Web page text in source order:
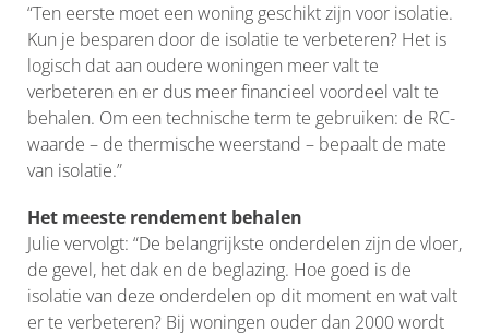
“Ten eerste moet een woning geschikt zijn voor isolatie.
Kun je besparen door de isolatie te verbeteren? Het is
logisch dat aan oudere woningen meer valt te
verbeteren en er dus meer financieel voordeel valt te
behalen. Om een technische term te gebruiken: de RC-
waarde – de thermische weerstand – bepaalt de mate
van isolatie.”
Het meeste rendement behalen
Julie vervolgt: “De belangrijkste onderdelen zijn de vloer,
de gevel, het dak en de beglazing. Hoe goed is de
isolatie van deze onderdelen op dit moment en wat valt
er te verbeteren? Bij woningen ouder dan 2000 wordt